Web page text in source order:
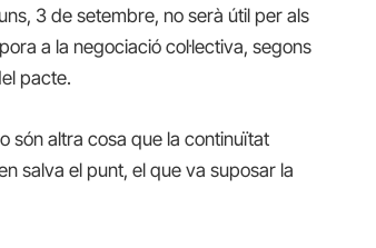
3 de setembre, no serà útil per als
a la negociació col·lectiva, segons
pacte.
són altra cosa que la continuïtat
salva el punt, el que va suposar la